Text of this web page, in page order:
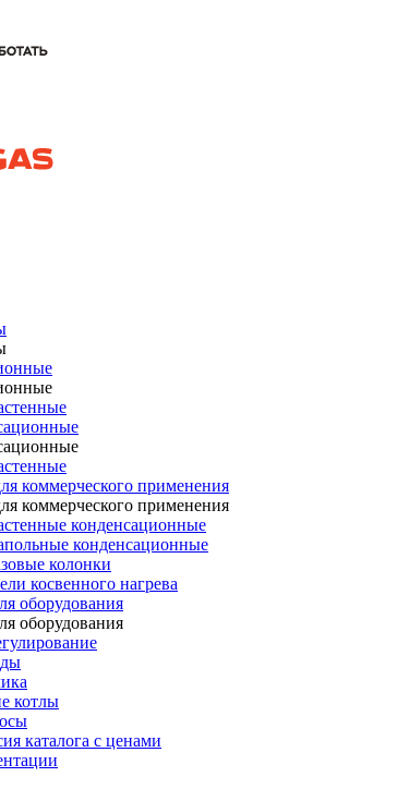
коммерческого применения
коммерческого применения
конденсационные
конденсационные
колонки
косвенного нагрева
оборудования
оборудования
котлы
каталога с ценами